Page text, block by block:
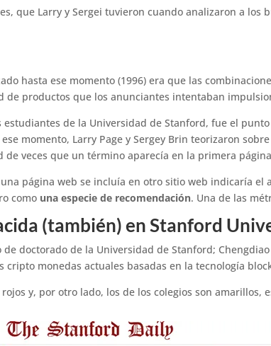
que Larry y Sergei tuvieron cuando analizaron a los
hasta ese momento (1996) era que las
productos que los anunciantes intentaban
estudiantes de la Universidad de Stanford, fue el
momento, Larry Page y Sergey Brin teorizaron
veces que un término aparecía en la primera
página web se incluía en otro sitio web indicaría el
como una especie de recomendación. Una de las
(también) en Stanford
doctorado de la Universidad de Stanford;
monedas actuales basadas en la tecnología
y, por otro lado, los de los colegios son amarillos,